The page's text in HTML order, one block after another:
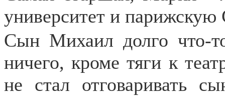
университет и парижскую
Сын Михаил долго что-
ничего, кроме тяги к
не стал отговаривать